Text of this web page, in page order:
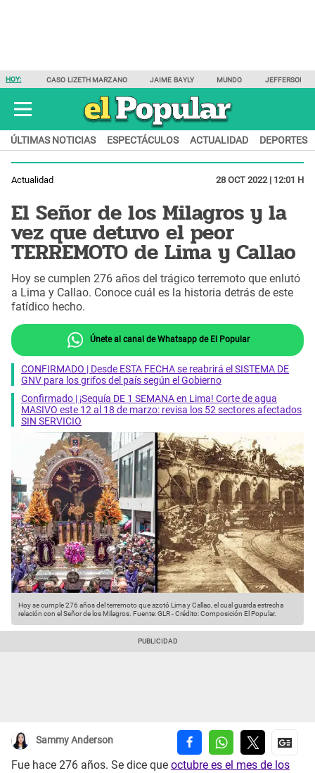
HOY: CASO LIZETH MARZANO JAIME BAYLY MUNDO JEFFERSON
ÚLTIMAS NOTICIAS ESPECTÁCULOS ACTUALIDAD DEPORTES
Actualidad 28 OCT 2022 | 12:01 H
El Señor de los Milagros y la
vez que detuvo el peor
TERREMOTO de Lima y Callao
Hoy se cumplen 276 años del trágico terremoto que enlutó
a Lima y Callao. Conoce cuál es la historia detrás de este
fatídico hecho.
Únete al canal de Whatsapp de El Popular
CONFIRMADO | Desde ESTA FECHA se reabrirá el SISTEMA DE
GNV para los grifos del país según el Gobierno
Confirmado | ¡Sequía DE 1 SEMANA en Lima! Corte de agua
MASIVO este 12 al 18 de marzo: revisa los 52 sectores afectados
SIN SERVICIO
Hoy se cumple 276 años del terremoto que azotó Lima y Callao, el cual guarda estrecha
relación con el Señor de los Milagros. Fuente: GLR-Crédito: Composición El Popular.
Sammy Anderson
Fue hace 276 años. Se dice que octubre es el mes de los